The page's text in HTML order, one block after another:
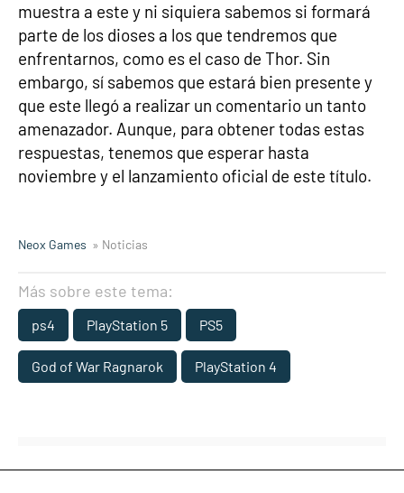
muestra a este y ni siquiera sabemos si formará
parte de los dioses a los que tendremos que
enfrentarnos, como es el caso de Thor. Sin
embargo, sí sabemos que estará bien presente y
que este llegó a realizar un comentario un tanto
amenazador. Aunque, para obtener todas estas
respuestas, tenemos que esperar hasta
noviembre y el lanzamiento oficial de este título.
Neox Games » Noticias
Más sobre este tema:
ps4 PlayStation 5 PS5
God of War Ragnarok PlayStation 4